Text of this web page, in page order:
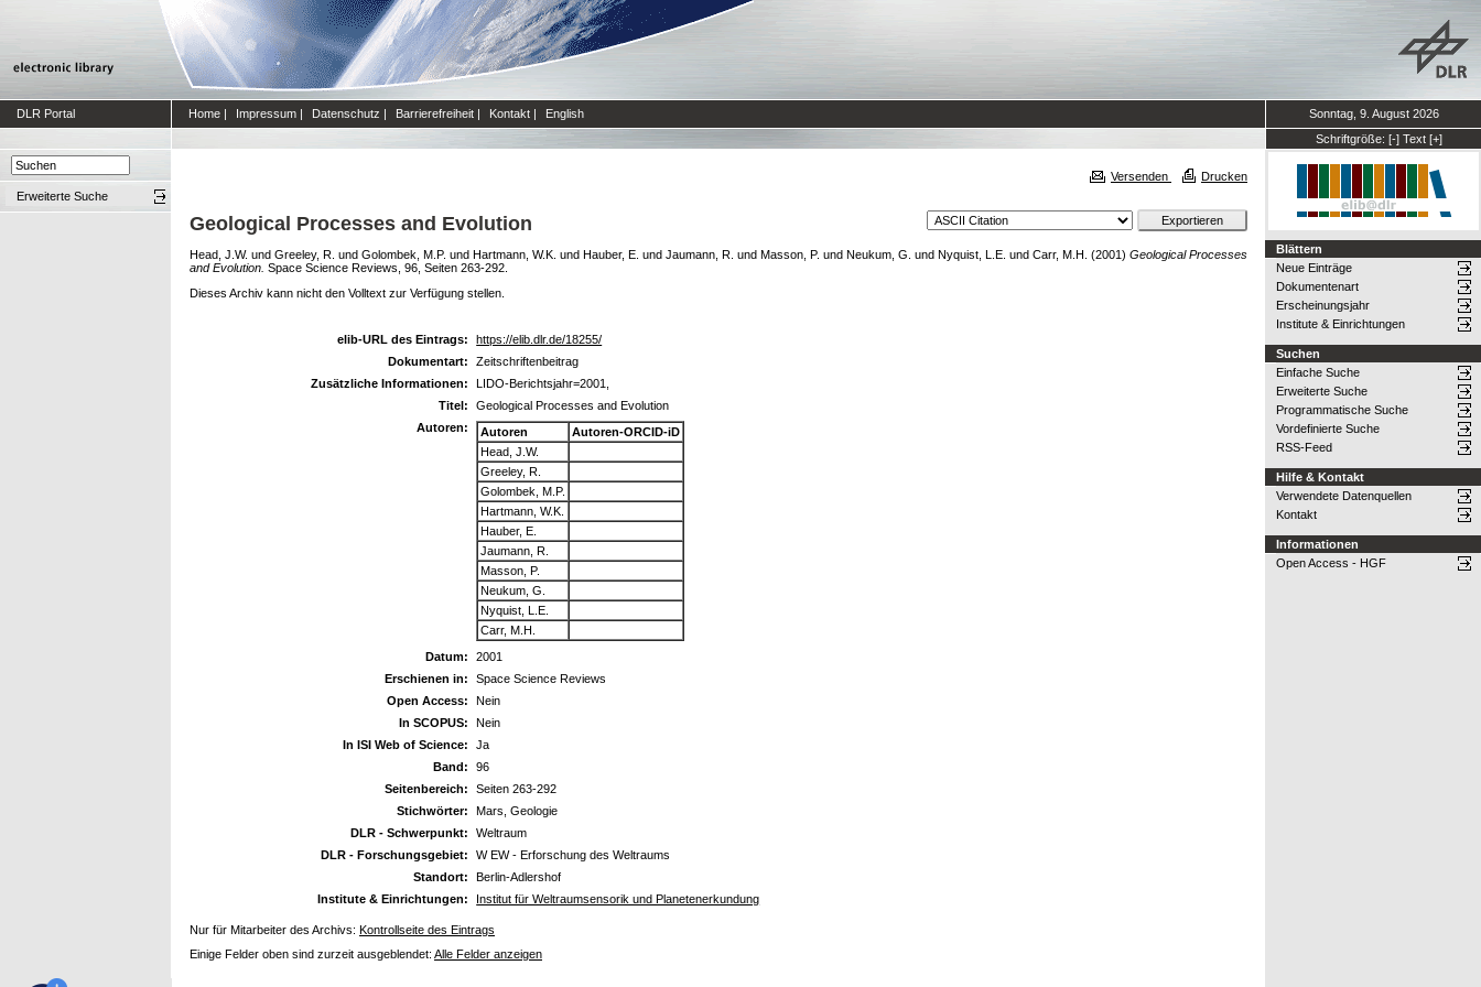
DLR Portal Home | Impressum | Datenschutz | Barrierefreiheit | Kontakt | English
Sonntag, 9. August 2026
Schriftgröße: [-] Text [+]
Erweiterte Suche
Versenden Drucken
Geological Processes and Evolution
Head, J.W. und Greeley, R. und Golombek, M.P. und Hartmann, W.K. und Hauber, E. und Jaumann, R. und Masson, P. und Neukum, G. und Nyquist, L.E. und Carr, M.H. (2001) Geological Processes
and Evolution. Space Science Reviews, 96, Seiten 263-292.
Dieses Archiv kann nicht den Volltext zur Verfügung stellen.
elib-URL des Eintrags:
https://elib.dlr.de/18255/
Dokumentart:
Zeitschriftenbeitrag
Zusätzliche Informationen:
LIDO-Berichtsjahr=2001,
Titel:
Geological Processes and Evolution
Autoren:
Autoren
Autoren-ORCID-iD
Head, J.W.
Greeley, R.
Golombek, M.P.
Hartmann, W.K.
Hauber, E.
Jaumann, R.
Masson, P.
Neukum, G.
Nyquist, L.E.
Carr, M.H.
Datum:
2001
Erschienen in:
Space Science Reviews
Open Access:
Nein
In SCOPUS:
Nein
In ISI Web of Science:
Ja
Band:
96
Seitenbereich:
Seiten 263-292
Stichwörter:
Mars, Geologie
DLR - Schwerpunkt:
Weltraum
DLR - Forschungsgebiet:
W EW - Erforschung des Weltraums
Standort:
Berlin-Adlershof
Institute & Einrichtungen:
Institut für Weltraumsensorik und Planetenerkundung
Nur für Mitarbeiter des Archivs: Kontrollseite des Eintrags
Einige Felder oben sind zurzeit ausgeblendet: Alle Felder anzeigen
Blättern
Neue Einträge
Dokumentenart
Erscheinungsjahr
Institute & Einrichtungen
Suchen
Einfache Suche
Erweiterte Suche
Programmatische Suche
Vordefinierte Suche
RSS-Feed
Hilfe & Kontakt
Verwendete Datenquellen
Kontakt
Informationen
Open Access - HGF